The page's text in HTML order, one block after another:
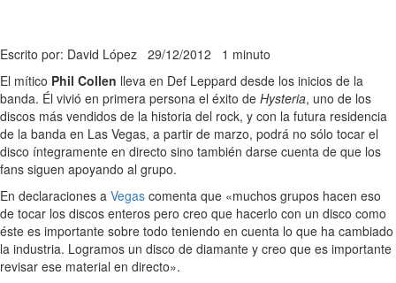
Escrito por: David López 29/12/2012 1 minuto
El mítico Phil Collen lleva en Def Leppard desde los inicios de la
banda. Él vivió en primera persona el éxito de Hysteria, uno de los
discos más vendidos de la historia del rock, y con la futura residencia
de la banda en Las Vegas, a partir de marzo, podrá no sólo tocar el
disco íntegramente en directo sino también darse cuenta de que los
fans siguen apoyando al grupo.
En declaraciones a Vegas comenta que «muchos grupos hacen eso
de tocar los discos enteros pero creo que hacerlo con un disco como
éste es importante sobre todo teniendo en cuenta lo que ha cambiado
la industria. Logramos un disco de diamante y creo que es importante
revisar ese material en directo».